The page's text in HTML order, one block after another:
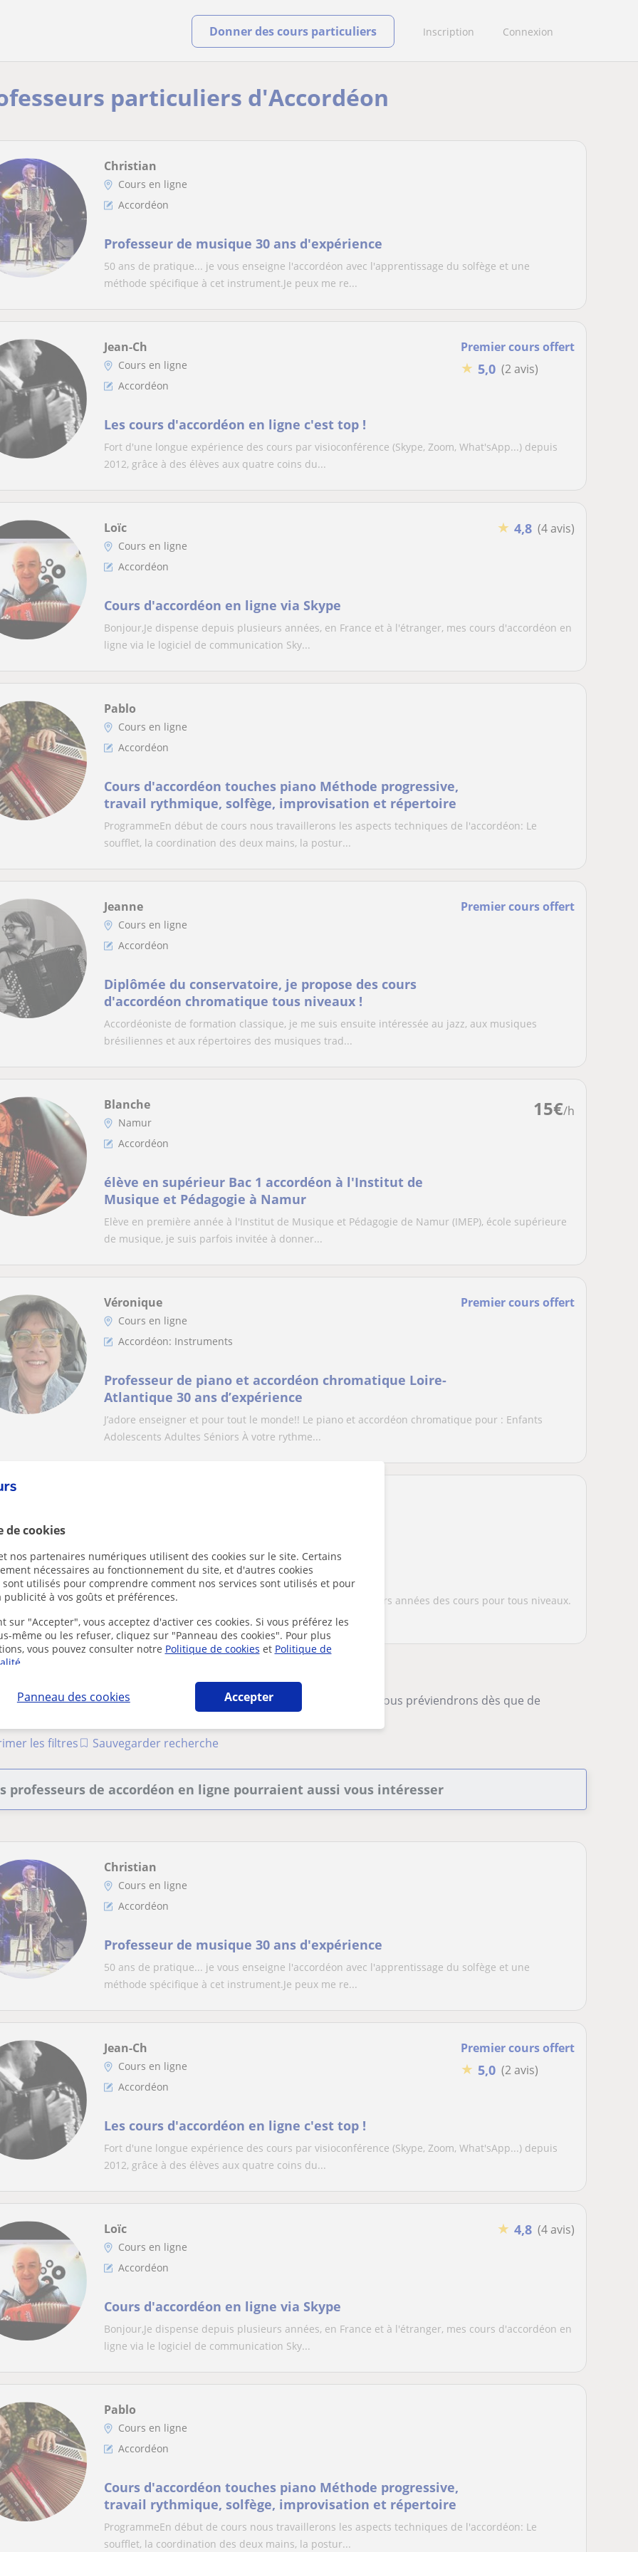
de cookies
nos partenaires numériques utilisent des cookies sur le site. Certains
nécessaires au fonctionnement du site, et d'autres cookies
utilisés pour comprendre comment nos services sont utilisés et pour
publicité à vos goûts et préférences.
sur "Accepter", vous acceptez d'activer ces cookies. Si vous préférez les
même ou les refuser, cliquez sur "Panneau des cookies". Pour plus
vous pouvez consulter notre Politique de cookies et Politique de
.
Panneau des cookies Accepter
Inscription Connexion
Donner des cours particuliers
particuliers d'Accordéon
Christian
Cours en ligne
Accordéon
Professeur de musique 30 ans d'expérience
50 ans de pratique... je vous enseigne l'accordéon avec l'apprentissage du solfège et une
méthode spécifique à cet instrument.Je peux me re...
Premier cours offert
★ 5,0 (2 avis)
Jean-Ch
Cours en ligne
Accordéon
Les cours d'accordéon en ligne c'est top !
Fort d'une longue expérience des cours par visioconférence (Skype, Zoom, What'sApp...) depuis
2012, grâce à des élèves aux quatre coins du...
★ 4,8 (4 avis)
Loïc
Cours en ligne
Accordéon
Cours d'accordéon en ligne via Skype
Bonjour,Je dispense depuis plusieurs années, en France et à l'étranger, mes cours d'accordéon en
ligne via le logiciel de communication Sky...
Pablo
Cours en ligne
Accordéon
Cours d'accordéon touches piano Méthode progressive,
travail rythmique, solfège, improvisation et répertoire
ProgrammeEn début de cours nous travaillerons les aspects techniques de l'accordéon: Le
soufflet, la coordination des deux mains, la postur...
Premier cours offert
Jeanne
Cours en ligne
Accordéon
Diplômée du conservatoire, je propose des cours
d'accordéon chromatique tous niveaux !
Accordéoniste de formation classique, je me suis ensuite intéressée au jazz, aux musiques
brésiliennes et aux répertoires des musiques trad...
15€/h
Blanche
Namur
Accordéon
élève en supérieur Bac 1 accordéon à l'Institut de
Musique et Pédagogie à Namur
Elève en première année à l'Institut de Musique et Pédagogie de Namur (IMEP), école supérieure
de musique, je suis parfois invitée à donner...
Premier cours offert
Véronique
Cours en ligne
Accordéon: Instruments
Professeur de piano et accordéon chromatique Loire-
Atlantique 30 ans d’expérience
J’adore enseigner et pour tout le monde!! Le piano et accordéon chromatique pour : Enfants
Adolescents Adultes Séniors À votre rythme...
Accordéon diatonique
Jouant de l'accordéon diatonique, je donne depuis plusieurs années des cours pour tous niveaux.
Mon répertoire est plutôt occitan et de mus...
que votre recherche soit très précise.
votre recherche pour voir plus de résultats ou sauvegardez-la, et nous vous préviendrons dès que de
les filtres
Sauvegarder recherche
professeurs de accordéon en ligne pourraient aussi vous intéresser
Christian
Cours en ligne
Accordéon
Professeur de musique 30 ans d'expérience
50 ans de pratique... je vous enseigne l'accordéon avec l'apprentissage du solfège et une
méthode spécifique à cet instrument.Je peux me re...
Premier cours offert
★ 5,0 (2 avis)
Jean-Ch
Cours en ligne
Accordéon
Les cours d'accordéon en ligne c'est top !
Fort d'une longue expérience des cours par visioconférence (Skype, Zoom, What'sApp...) depuis
2012, grâce à des élèves aux quatre coins du...
★ 4,8 (4 avis)
Loïc
Cours en ligne
Accordéon
Cours d'accordéon en ligne via Skype
Bonjour,Je dispense depuis plusieurs années, en France et à l'étranger, mes cours d'accordéon en
ligne via le logiciel de communication Sky...
Pablo
Cours en ligne
Accordéon
Cours d'accordéon touches piano Méthode progressive,
travail rythmique, solfège, improvisation et répertoire
ProgrammeEn début de cours nous travaillerons les aspects techniques de l'accordéon: Le
soufflet, la coordination des deux mains, la postur...